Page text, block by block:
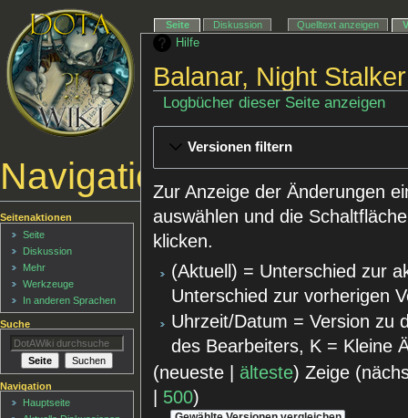
Hilfe
Balanar, Night
Logbücher dieser Seite anzeigen
Versionen filtern
Zur Anzeige der Änderungen
auswählen und die
klicken.
(Aktuell) = Unterschied zur
Unterschied zur vorherigen
Uhrzeit/Datum = Version zu
des Bearbeiters, K = Kleine
(neueste | älteste) Zeige
| 500)
Navigationsmenü
Seite Diskussion Quelltext anzeigen
Seitenaktionen
Seite
Diskussion
Mehr
Werkzeuge
In anderen Sprachen
Suche
Navigation
Hauptseite